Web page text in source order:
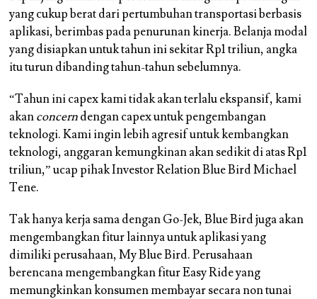
yang cukup berat dari pertumbuhan transportasi berbasis
aplikasi, berimbas pada penurunan kinerja. Belanja modal
yang disiapkan untuk tahun ini sekitar Rp1 triliun, angka
itu turun dibanding tahun-tahun sebelumnya.
“Tahun ini capex kami tidak akan terlalu ekspansif, kami
akanconcerndengan capex untuk pengembangan
teknologi. Kami ingin lebih agresif untuk kembangkan
teknologi, anggaran kemungkinan akan sedikit di atas Rp1
triliun,” ucap pihak Investor Relation Blue Bird Michael
Tene.
Tak hanya kerja sama dengan Go-Jek, Blue Bird juga akan
mengembangkan fitur lainnya untuk aplikasi yang
dimiliki perusahaan, My Blue Bird. Perusahaan
berencana mengembangkan fitur Easy Ride yang
memungkinkan konsumen membayar secara non tunai